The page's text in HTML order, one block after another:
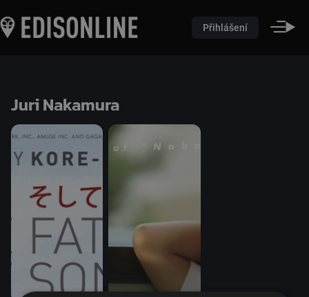
Přihlášení
Juri Nakamura